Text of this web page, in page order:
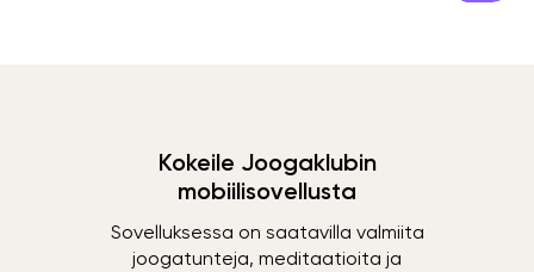
Kokeile Joogaklubin
mobiilisovellusta
Sovelluksessa on saatavilla valmiita
joogatunteja, meditaatioita ja